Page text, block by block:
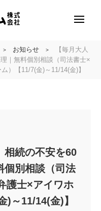
> お知らせ >
【毎月大人
｜無料個別相談（司法書士×
）【11/7(金)～11/14(金)】
相続の不安を60
個別相談（司法
護士×アイワホ
)～11/14(金)】